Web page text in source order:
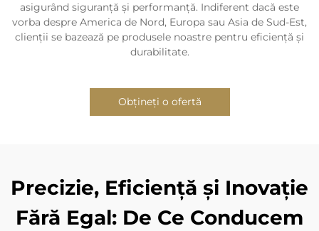
asigurând siguranță și performanță. Indiferent dacă este
vorba despre America de Nord, Europa sau Asia de Sud-Est,
clienții se bazează pe produsele noastre pentru eficiență și
durabilitate.
Obțineți o ofertă
Precizie, Eficiență și Inovație
Fără Egal: De Ce Conducem